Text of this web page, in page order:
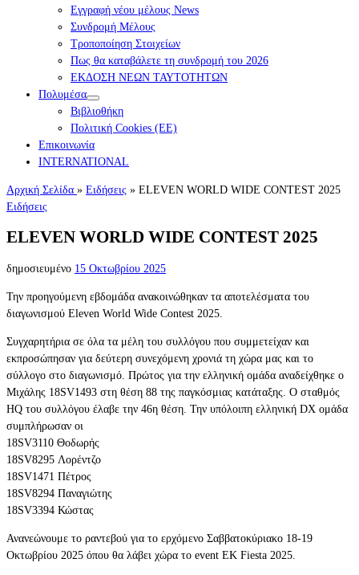
Εγγραφή νέου μέλους News
Συνδρομή Μέλους
Τροποποίηση Στοιχείων
Πως θα καταβάλετε τη συνδρομή του 2026
ΕΚΔΟΣΗ ΝΕΩΝ ΤΑΥΤΟΤΗΤΩΝ
Πολυμέσα
Βιβλιοθήκη
Πολιτική Cookies (ΕΕ)
Επικοινωνία
INTERNATIONAL
Αρχική Σελίδα » Ειδήσεις » ELEVEN WORLD WIDE CONTEST 2025
Ειδήσεις
ELEVEN WORLD WIDE CONTEST 2025
δημοσιευμένο 15 Οκτωβρίου 2025
Την προηγούμενη εβδομάδα ανακοινώθηκαν τα αποτελέσματα του
διαγωνισμού Eleven World Wide Contest 2025.
Συγχαρητήρια σε όλα τα μέλη του συλλόγου που συμμετείχαν και
εκπροσώπησαν για δεύτερη συνεχόμενη χρονιά τη χώρα μας και το
σύλλογο στο διαγωνισμό. Πρώτος για την ελληνική ομάδα αναδείχθηκε ο
Μιχάλης 18SV1493 στη θέση 88 της παγκόσμιας κατάταξης. Ο σταθμός
HQ του συλλόγου έλαβε την 46η θέση. Την υπόλοιπη ελληνική DX ομάδα
συμπλήρωσαν οι
18SV3110 Θοδωρής
18SV8295 Λορέντζο
18SV1471 Πέτρος
18SV8294 Παναγιώτης
18SV3394 Κώστας
Ανανεώνουμε το ραντεβού για το ερχόμενο Σαββατοκύριακο 18-19
Οκτωβρίου 2025 όπου θα λάβει χώρα το event EK Fiesta 2025.